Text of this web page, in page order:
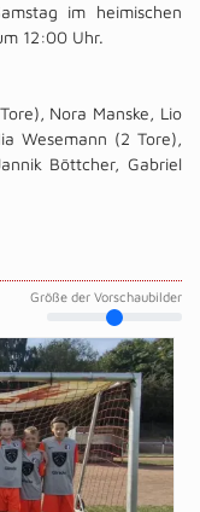
im heimischen
12:00 Uhr.
Nora Manske, Lio
Wesemann (2 Tore),
Böttcher, Gabriel
Größe der Vorschaubilder